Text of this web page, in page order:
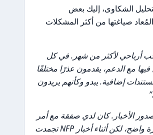
تحليل الشكاوى، إليك بعض
صياغتها من أكثر المشكلات
أرباحي لأكثر من شهر. في كل
مع الدعم، يقدمون عذرًا مختلفًا
إضافية. يبدو وكأنهم يريدون
صدور الأخبار. كان لدي صفقة مع أمر
إيقاف خسارة واضح، لكن أثناء أخبار NFP تجمدت